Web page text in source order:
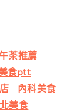
茶推薦
食ptt
內科美食
美食